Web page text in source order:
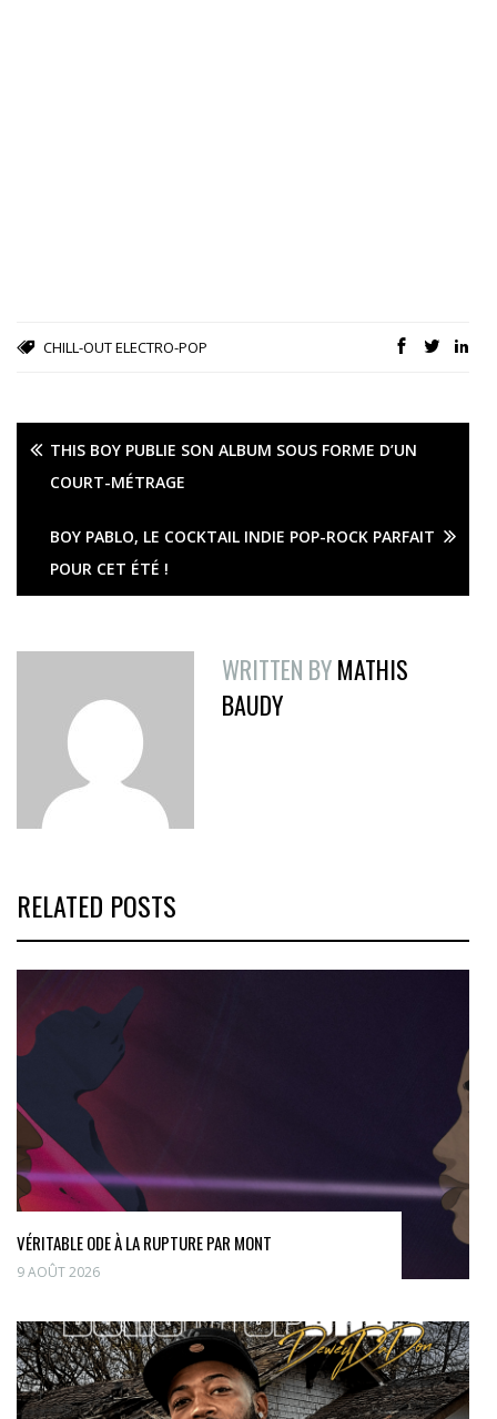
CHILL-OUTELECTRO-POP
THIS BOY PUBLIE SON ALBUM SOUS FORME D’UN
COURT-MÉTRAGE
BOY PABLO, LE COCKTAIL INDIE POP-ROCK PARFAIT
POUR CET ÉTÉ !
WRITTEN BYMATHIS
BAUDY
RELATED POSTS
VÉRITABLE ODE À LA RUPTURE PAR MONT
9 AOÛT 2026